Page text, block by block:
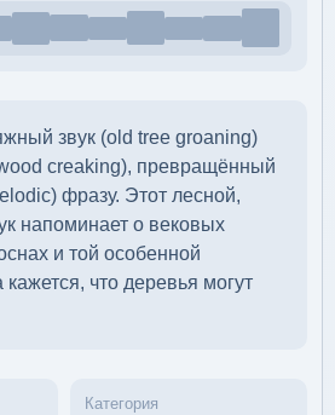
звук (old tree groaning)
creaking), превращённый
фразу. Этот лесной,
напоминает о вековых
и той особенной
что деревья могут
Категория